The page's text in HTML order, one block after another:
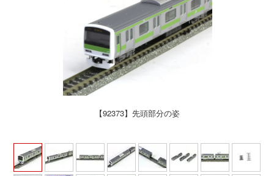
Bトレインショーティー
タカラトミー（プラレール）
ポポンデッタ
【92373】先頭部分の姿